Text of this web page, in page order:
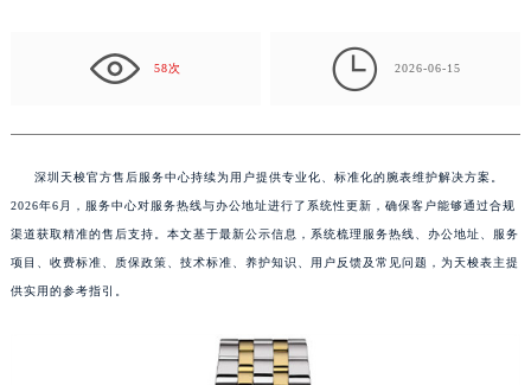
58次  2026-06-15
深圳天梭官方售后服务中心持续为用户提供专业化、标准化的腕表维护解决方案。
2026年6月，服务中心对服务热线与办公地址进行了系统性更新，确保客户能够通过合规
渠道获取精准的售后支持。本文基于最新公示信息，系统梳理服务热线、办公地址、服务
项目、收费标准、质保政策、技术标准、养护知识、用户反馈及常见问题，为天梭表主提
供实用的参考指引。